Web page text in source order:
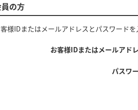
の方
様IDまたはメールアドレス とパスワード
お客様IDまたはメールアド
パスワ